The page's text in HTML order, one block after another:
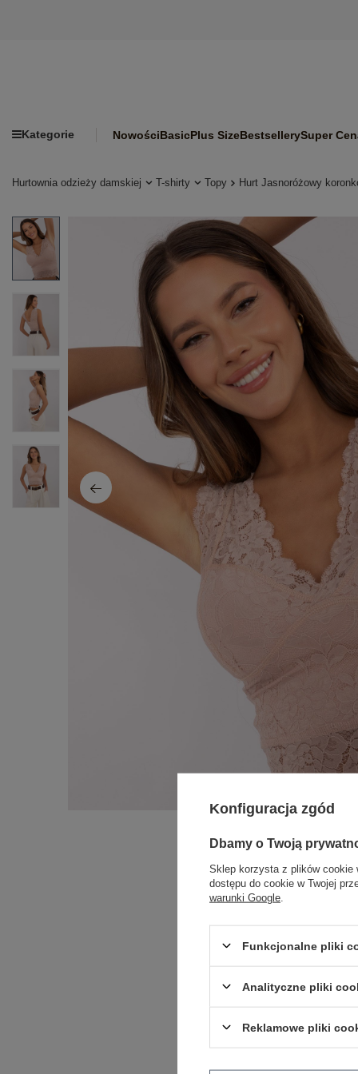
Kategorie NowościBasicPlus SizeBestsellerySuper
Hurtownia odzieży damskiej T-shirty Topy Hurt Jasnoróżowy
Konfiguracja zgód
Dbamy o Twoją
Sklep korzysta z plików cookie
dostępu do cookie w Twojej
warunki Google
Funkcjonalne pliki
Analityczne pliki
Reklamowe pliki